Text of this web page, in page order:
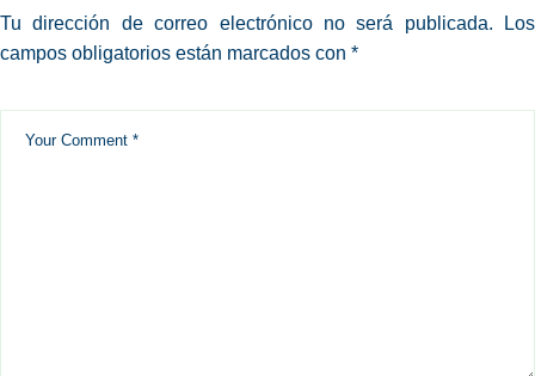
Tu dirección de correo electrónico no será publicada.
Los
campos obligatorios están marcados con *